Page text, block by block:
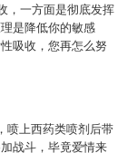
，一方面是彻底发挥
是降低你的敏感
吸收，您再怎么努
喷上西药类喷剂后带
战斗，毕竟爱情来